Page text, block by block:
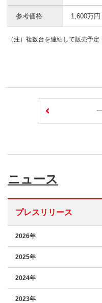
参考価格 1,600万円
（注）複数台を連結して販売予定
ニュース
プレスリリース
2026年
2025年
2024年
2023年